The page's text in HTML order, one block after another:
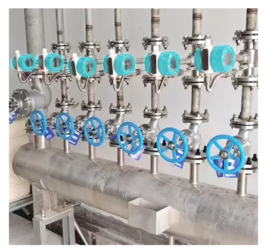
strada dei vortici di Karman. Hanno un'elevata precisione di
misura, una gamma ampia e un facile installazione.
Pertanto,...